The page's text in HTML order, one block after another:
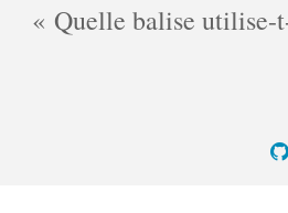
Quelle balise utilise-